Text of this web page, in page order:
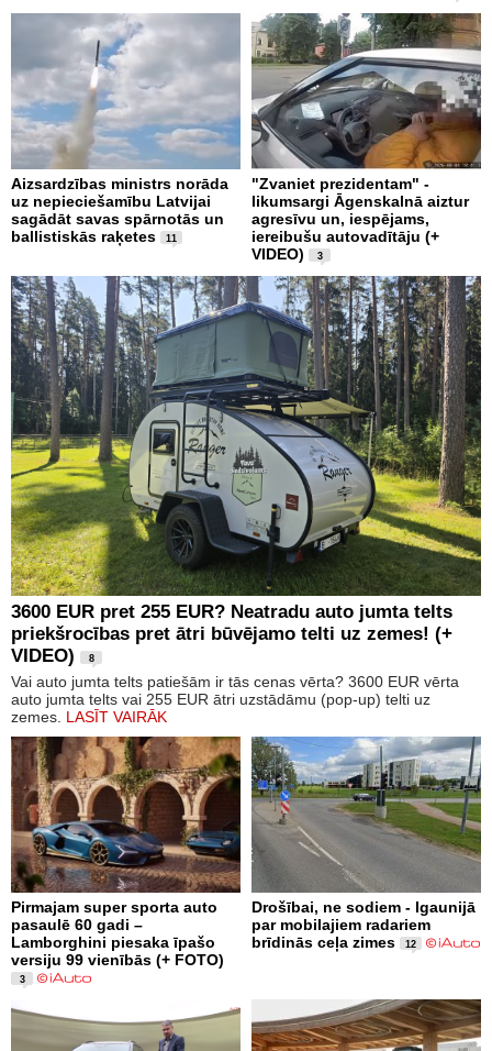
Aizsardzības ministrs norāda
uz nepieciešamību Latvijai
sagādāt savas spārnotās un
ballistiskās raķetes
11
"Zvaniet prezidentam" -
likumsargi Āgenskalnā aiztur
agresīvu un, iespējams,
iereibušu autovadītāju (+
VIDEO)
3
3600 EUR pret 255 EUR? Neatradu auto jumta telts
priekšrocības pret ātri būvējamo telti uz zemes! (+
VIDEO)
8
Vai auto jumta telts patiešām ir tās cenas vērta? 3600 EUR vērta
auto jumta telts vai 255 EUR ātri uzstādāmu (pop-up) telti uz
zemes. LASĪT VAIRĀK
Pirmajam super sporta auto
pasaulē 60 gadi –
Lamborghini piesaka īpašo
versiju 99 vienībās (+ FOTO)
3
Drošībai, ne sodiem - Igaunijā
par mobilajiem radariem
brīdinās ceļa zimes
12